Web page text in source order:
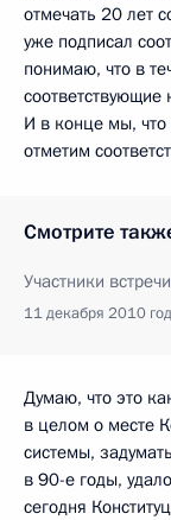
отмечать 20 лет
уже подписал
понимаю, что в
соответствующие
И в конце мы, что
отметим
Смотрите
Участники
11 декабря 2010
Думаю, что это
в целом о месте
системы,
в 90-е годы,
сегодня